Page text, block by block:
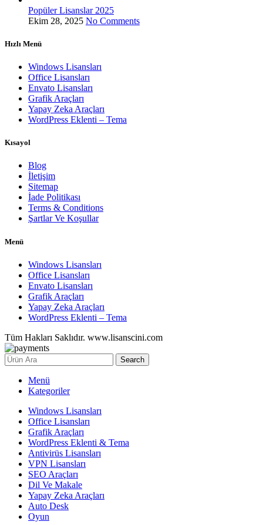
Popüler Lisanslar 2025
Ekim 28, 2025 No Comments
Hızlı Menü
Windows Lisansları
Office Lisansları
Envato Lisansları
Grafik Araçları
Yapay Zeka Araçları
WordPress Eklenti – Tema
Kısayol
Blog
İletişim
Sitemap
İade Politikası
Terms & Conditions
Şartlar Ve Koşullar
Menü
Windows Lisansları
Office Lisansları
Envato Lisansları
Grafik Araçları
Yapay Zeka Araçları
WordPress Eklenti – Tema
Tüm Hakları Saklıdır. www.lisanscini.com
Search
Menü
Kategoriler
Windows Lisansları
Office Lisansları
Grafik Araçları
WordPress Eklenti & Tema
Antivirüs Lisansları
VPN Lisansları
SEO Araçları
Dil Ve Makale
Yapay Zeka Araçları
Auto Desk
Oyun